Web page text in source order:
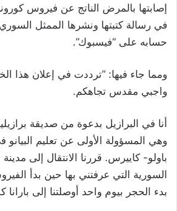
إصابتها بالمرض الناتج عن فيروس
في رسالة كتبتها ونشرها الممثل
حسابه على “فيسبوك”.
ومما جاء فيها: “ترددت في إعلان هذا
واجبي مقدس تجاهكم.
أنا في البرازيل بدعوة من صديقة
وهي المسؤولة الأولى عن تعليم
باولو- كاييرس. قررنا الانتقال إلى
السورية التي عرفتني بها حين بدأ
بدء الحجر بيوم واحد أوصلتنا إلى بارانا